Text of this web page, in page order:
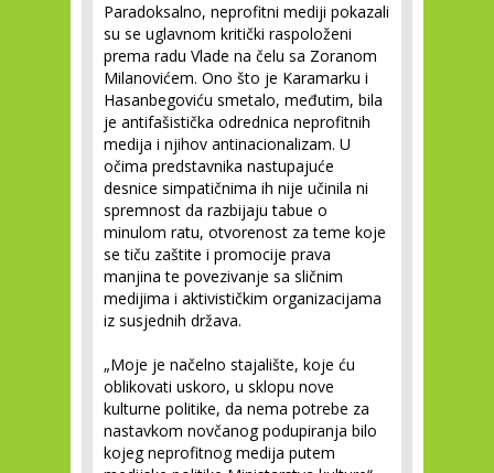
Paradoksalno, neprofitni mediji pokazali
su se uglavnom kritički raspoloženi
prema radu Vlade na čelu sa Zoranom
Milanovićem. Ono što je Karamarku i
Hasanbegoviću smetalo, međutim, bila
je antifašistička odrednica neprofitnih
medija i njihov antinacionalizam. U
očima predstavnika nastupajuće
desnice simpatičnima ih nije učinila ni
spremnost da razbijaju tabue o
minulom ratu, otvorenost za teme koje
se tiču zaštite i promocije prava
manjina te povezivanje sa sličnim
medijima i aktivističkim organizacijama
iz susjednih država.
„Moje je načelno stajalište, koje ću
oblikovati uskoro, u sklopu nove
kulturne politike, da nema potrebe za
nastavkom novčanog podupiranja bilo
kojeg neprofitnog medija putem